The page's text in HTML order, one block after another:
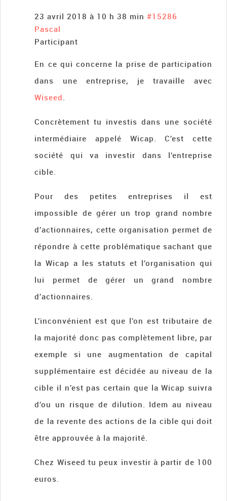
23 avril 2018 à 10 h 38 min #15286
Pascal
Participant
En ce qui concerne la prise de participation
dans une entreprise, je travaille avec
Wiseed.
Concrètement tu investis dans une société
intermédiaire appelé Wicap. C’est cette
société qui va investir dans l’entreprise
cible.
Pour des petites entreprises il est
impossible de gérer un trop grand nombre
d’actionnaires, cette organisation permet de
répondre à cette problématique sachant que
la Wicap a les statuts et l’organisation qui
lui permet de gérer un grand nombre
d’actionnaires.
L’inconvénient est que l’on est tributaire de
la majorité donc pas complètement libre, par
exemple si une augmentation de capital
supplémentaire est décidée au niveau de la
cible il n’est pas certain que la Wicap suivra
d’ou un risque de dilution. Idem au niveau
de la revente des actions de la cible qui doit
être approuvée à la majorité.
Chez Wiseed tu peux investir à partir de 100
euros.